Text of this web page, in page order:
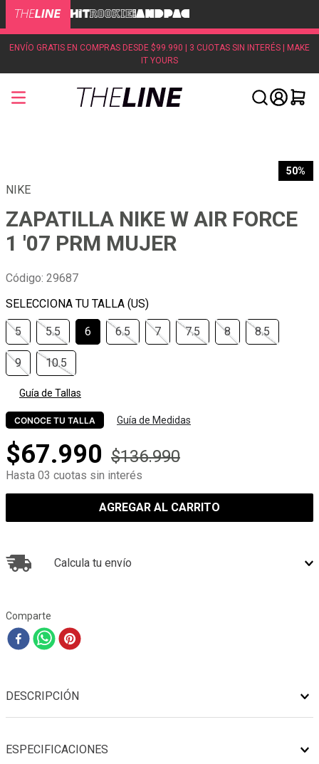
ENVÍO GRATIS EN COMPRAS DESDE $99.990 | 3 CUOTAS SIN INTERÉS | MAKE
IT YOURS
50%
NIKE
ZAPATILLA NIKE W AIR FORCE
1 '07 PRM MUJER
Código: 29687
5 5.5 6 6.5 7 7.5 8 8.5
9 10.5
Guía de Tallas
CONOCE TU TALLA Guía de Medidas
$67.990 $136.990
Hasta 03 cuotas sin interés
AGREGAR AL CARRITO
Calcula tu envío
Comparte
DESCRIPCIÓN
ESPECIFICACIONES